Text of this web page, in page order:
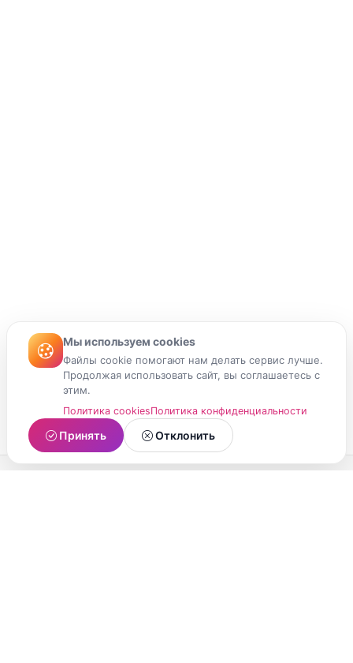
Мы используем cookies
Файлы cookie помогают нам делать сервис лучше.
Продолжая использовать сайт, вы соглашаетесь с
этим.
Политика cookiesПолитика конфиденциальности
Принять Отклонить